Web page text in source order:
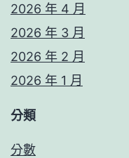
2026 年 4 月
2026 年 3 月
2026 年 2 月
2026 年 1 月
分類
分數